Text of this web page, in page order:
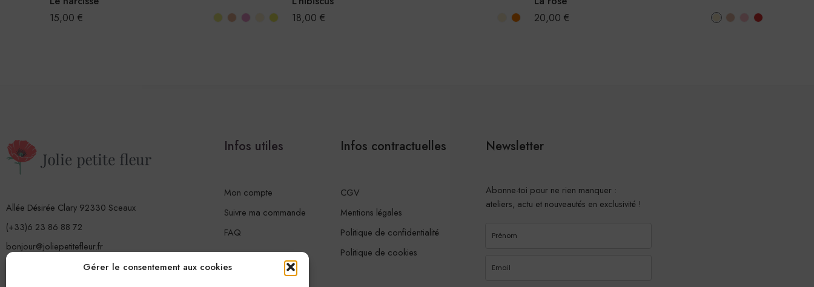
Gérer le consentement aux cookies
15,00 € 18,00 € 20,00 €
Allée Désirée Clary 92330 Sceaux
(+33)6 23 86 88 72
bonjour@joliepetitefleur.fr
www.joliepetitefleur.fr
Infos utiles
Mon compte
Suivre ma commande
FAQ
Infos contractuelles
CGV
Mentions légales
Politique de confidentialité
Politique de cookies
Newsletter
Abonne-toi pour ne rien manquer :
ateliers, actu et nouveautés en exclusivité !